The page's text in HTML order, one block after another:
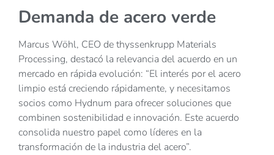
Demanda de acero verde
Marcus Wöhl, CEO de thyssenkrupp Materials
Processing, destacó la relevancia del acuerdo en un
mercado en rápida evolución: “El interés por el acero
limpio está creciendo rápidamente, y necesitamos
socios como Hydnum para ofrecer soluciones que
combinen sostenibilidad e innovación. Este acuerdo
consolida nuestro papel como líderes en la
transformación de la industria del acero”.